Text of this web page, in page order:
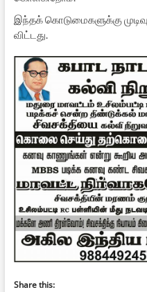
இந்தக் கொடுமைகளுக்கு
விட்டது.
Share this: